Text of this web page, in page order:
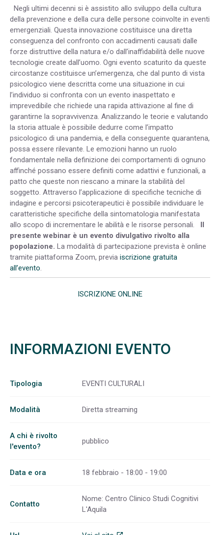
Negli ultimi decenni si è assistito allo sviluppo della cultura
della prevenzione e della cura delle persone coinvolte in eventi
emergenziali. Questa innovazione costituisce una diretta
conseguenza del confronto con accadimenti causati dalle
forze distruttive della natura e/o dall’inaffidabilità delle nuove
tecnologie create dall’uomo. Ogni evento scaturito da queste
circostanze costituisce un’emergenza, che dal punto di vista
psicologico viene descritta come una situazione in cui
l’individuo si confronta con un evento inaspettato e
imprevedibile che richiede una rapida attivazione al fine di
garantirne la sopravvivenza. Analizzando le teorie e valutando
la storia attuale è possibile dedurre come l’impatto
psicologico di una pandemia, e della conseguente quarantena,
possa essere rilevante. Le emozioni hanno un ruolo
fondamentale nella definizione dei comportamenti di ognuno
affinché possano essere definiti come adattivi e funzionali, a
patto che queste non riescano a minare la stabilità del
soggetto. Attraverso l’applicazione di specifiche tecniche di
indagine e percorsi psicoterapeutici è possibile individuare le
caratteristiche specifiche della sintomatologia manifestata
allo scopo di incrementare le abilità e le risorse personali.
presente webinar è un evento divulgativo rivolto alla
popolazione. La modalità di partecipazione prevista è online
tramite piattaforma Zoom, previa iscrizione gratuita
all’evento.
ISCRIZIONE ONLINE
INFORMAZIONI EVENTO
Tipologia EVENTI CULTURALI
Modalità Diretta streaming
A chi è rivolto
l'evento?
pubblico
Data e ora 18 febbraio - 18:00 - 19:00
Contatto
Nome: Centro Clinico Studi Cognitivi
L'Aquila